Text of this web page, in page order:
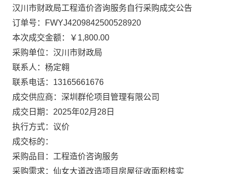
汉川市财政局工程造价咨询服务自行采购成交公告
订单号：
FWYJ4209842500528920
本次成交金额：
￥1,800.00
采购单位：汉川市财政局
联系人：杨定翱
联系电话：13165661676
成交供应商：深圳群伦项目管理有限公司
成交日期：2025年02月28日
执行方式：议价
成交标的：
采购品目：工程造价咨询服务
采购需求：仙女大道改造项目房屋征收面积核实